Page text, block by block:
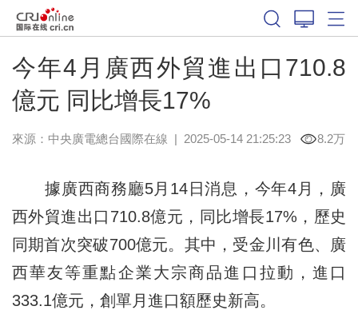
今年4月廣西外貿進出口710.8
億元 同比增長17%
來源：中央廣電總台國際在線 | 2025-05-14 21:25:23 8.2万
據廣西商務廳5月14日消息，今年4月，廣
西外貿進出口710.8億元，同比增長17%，歷史
同期首次突破700億元。其中，受金川有色、廣
西華友等重點企業大宗商品進口拉動，進口
333.1億元，創單月進口額歷史新高。